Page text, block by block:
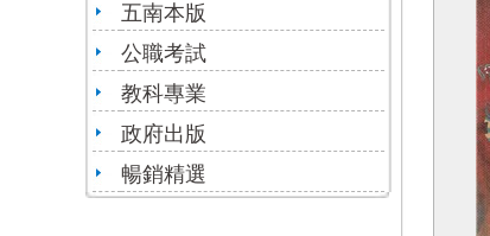
五南本版
公職考試
教科專業
政府出版
暢銷精選